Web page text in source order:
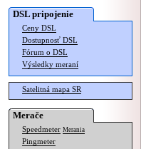
DSL pripojenie
Ceny DSL
Dostupnosť DSL
Fórum o DSL
Výsledky meraní
Satelitná mapa SR
Merače
Speedmeter Merania
Pingmeter